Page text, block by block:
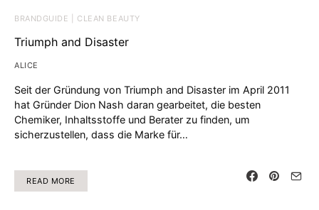
BRANDGUIDE | CLEAN BEAUTY
Triumph and Disaster
ALICE
Seit der Gründung von Triumph and Disaster im April 2011
hat Gründer Dion Nash daran gearbeitet, die besten
Chemiker, Inhaltsstoffe und Berater zu finden, um
sicherzustellen, dass die Marke für…
READ MORE